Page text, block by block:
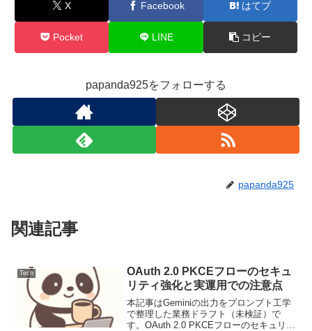
X Facebook はてブ
Pocket LINE コピー
papanda925をフォローする
papanda925
関連記事
Tech
OAuth 2.0 PKCEフローのセキュ
リティ強化と実運用での注意点
本記事はGeminiの出力をプロンプト工学
で整理した業務ドラフト（未検証）で
す。OAuth 2.0 PKCEフローのセキュリテ